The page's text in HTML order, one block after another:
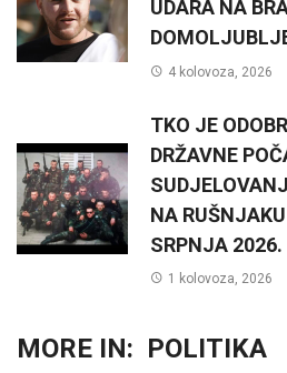
UDARA NA
4 kolovoza, 2026
TKO JE
DRŽAVNE
NA
SRPNJA 2026.
1 kolovoza, 2026
MORE IN: POLITIKA